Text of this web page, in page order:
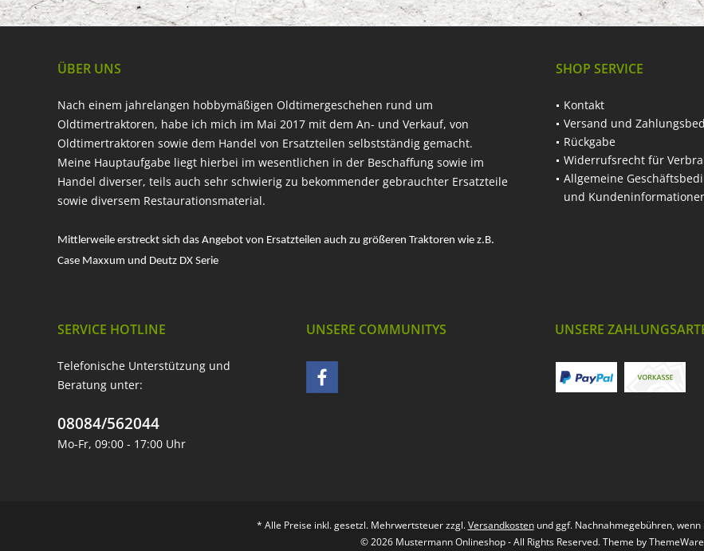
ÜBER UNS
Nach einem jahrelangen hobbymäßigen Oldtimergeschehen rund um
Oldtimertraktoren, habe ich mich im Mai 2017 mit dem An- und Verkauf, von
Oldtimertraktoren sowie dem Handel von Ersatzteilen selbstständig gemacht.
Meine Hauptaufgabe liegt hierbei im wesentlichen in der Beschaffung sowie im
Handel diverser, teils auch sehr schwierig zu bekommender gebrauchter Ersatzteile
sowie diversem Restaurationsmaterial.
Mittlerweile erstreckt sich das Angebot von Ersatzteilen auch zu größeren Traktoren wie z.B.
Case Maxxum und Deutz DX Serie
SHOP SERVICE
Kontakt
Versand und
Rückgabe
Widerrufsrecht für
Allgemeine
und
SERVICE HOTLINE
Telefonische Unterstützung und
Beratung unter:
08084/562044
Mo-Fr, 09:00 - 17:00 Uhr
UNSERE COMMUNITYS UNSERE
* Alle Preise inkl. gesetzl. Mehrwertsteuer zzgl.Versandkostenund ggf. Nachnahmegebühren,
© 2026 Mustermann Onlineshop - All Rights Reserved. Theme by